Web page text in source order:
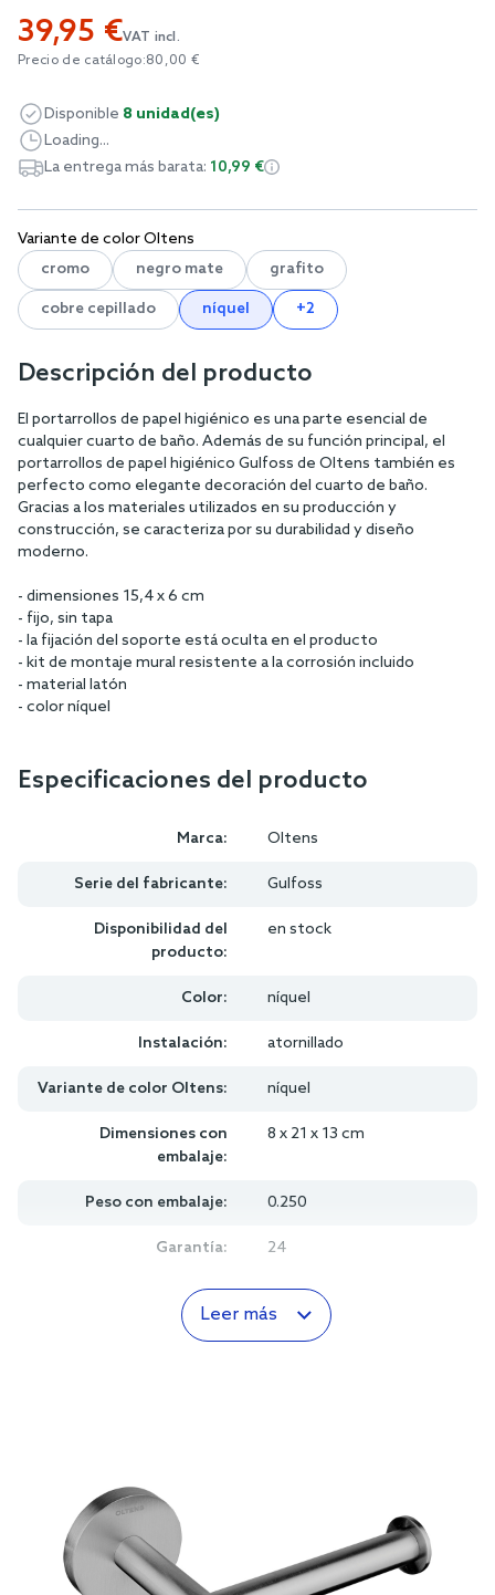
the
images
39,95 €VAT incl.
Precio de catálogo:80,00 €
Variante de color Oltens
cromo
negro mate grafito
cobre cepillado níquel +2
Disponible 8 unidad(es)
Loading...
La entrega más barata: 10,99 €
Descripción del producto
El portarrollos de papel higiénico es una parte esencial de
cualquier cuarto de baño. Además de su función principal, el
portarrollos de papel higiénico Gulfoss de Oltens también es
perfecto como elegante decoración del cuarto de baño.
Gracias a los materiales utilizados en su producción y
construcción, se caracteriza por su durabilidad y diseño
moderno.
- dimensiones 15,4 x 6 cm
- fijo, sin tapa
- la fijación del soporte está oculta en el producto
- kit de montaje mural resistente a la corrosión incluido
- material latón
- color níquel
Especificaciones del producto
Marca: Oltens
Serie del fabricante: Gulfoss
Disponibilidad del
producto:
en stock
Color: níquel
Instalación: atornillado
Variante de color Oltens: níquel
Dimensiones con
embalaje:
8 x 21 x 13 cm
Peso con embalaje: 0.250
Garantía: 24
Leer más